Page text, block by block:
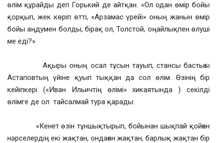
өлім құрайды деп Горький де айтқан. «Ол одан өмір бойы
қорқып, жек көріп өтті, «Арзамас үрейі» оның жанын өмір
бойы аңдумен болды, бірақ ол, Толстой, оңайлықпен өлуші
ме еді?»
Ақыры оның осал тұсын тауып, стансы бастығы
Астаповтың үйіне қуып тыққан да сол өлім. Өзінің бір
кейіпкері («Иван Ильичтің өлімі» хикаятында ) секілді
өлімге де ол тайсалмай тура қарады:
«Кенет өзін тұншықтырып, бойынан шықпай қойған
нәрселердің екі жақтан, ондаған жақтан, барлық жақтан бір